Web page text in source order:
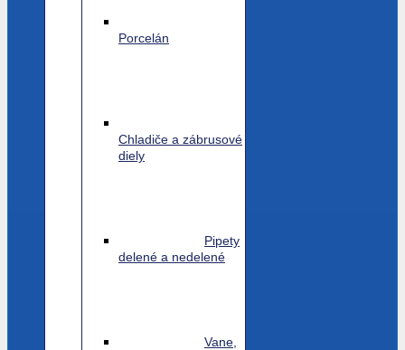
Porcelán
Chladiče a zábrusové
diely
Pipety
delené a nedelené
Vane,